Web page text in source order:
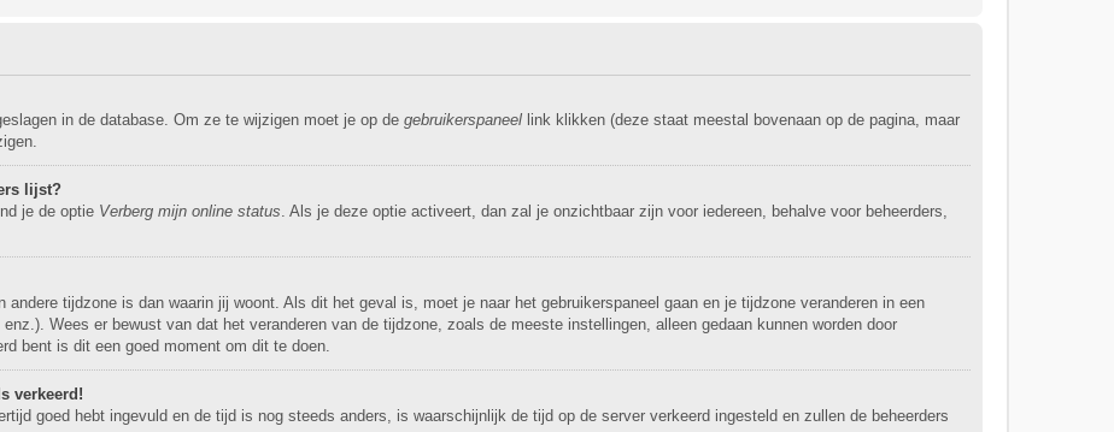
in de database. Om ze te wijzigen moet je op de gebruikerspaneel link klikken (deze staat meestal bovenaan op de pagina, maar
lijst?
je de optie Verberg mijn online status. Als je deze optie activeert, dan zal je onzichtbaar zijn voor iedereen, behalve voor beheerders,
tijdzone is dan waarin jij woont. Als dit het geval is, moet je naar het gebruikerspaneel gaan en je tijdzone veranderen in een
Wees er bewust van dat het veranderen van de tijdzone, zoals de meeste instellingen, alleen gedaan kunnen worden door
bent is dit een goed moment om dit te doen.
verkeerd!
goed hebt ingevuld en de tijd is nog steeds anders, is waarschijnlijk de tijd op de server verkeerd ingesteld en zullen de beheerders